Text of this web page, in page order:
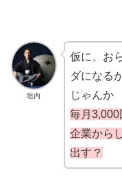
垣内
仮に、お
ダになる
じゃんか
毎月3,000
企業から
出す？